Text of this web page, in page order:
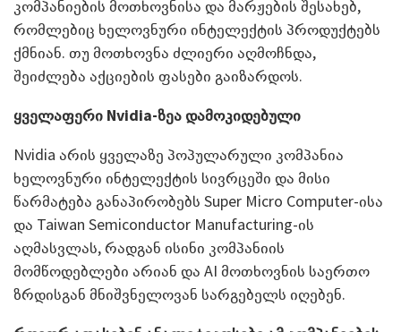
კომპანიების მოთხოვნისა და მარჟების შესახებ,
რომლებიც ხელოვნური ინტელექტის პროდუქტებს
ქმნიან. თუ მოთხოვნა ძლიერი აღმოჩნდა,
შეიძლება აქციების ფასები გაიზარდოს.
ყველაფერი Nvidia-ზეა დამოკიდებული
Nvidia არის ყველაზე პოპულარული კომპანია
ხელოვნური ინტელექტის სივრცეში და მისი
წარმატება განაპირობებს Super Micro Computer-ისა
და Taiwan Semiconductor Manufacturing-ის
აღმასვლას, რადგან ისინი კომპანიის
მომწოდებლები არიან და AI მოთხოვნის საერთო
ზრდისგან მნიშვნელოვან სარგებელს იღებენ.